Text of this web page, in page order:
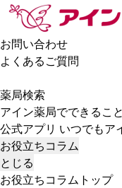
お問い合わせ
よくあるご質問
薬局検索
アイン薬局でできること
公式アプリ いつでもア
お役立ちコラム
とじる
お役立ちコラムトップ